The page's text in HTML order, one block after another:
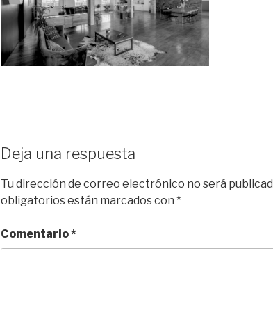
Deja una respuesta
Tu dirección de correo electrónico no será
obligatorios están marcados con *
Comentario*